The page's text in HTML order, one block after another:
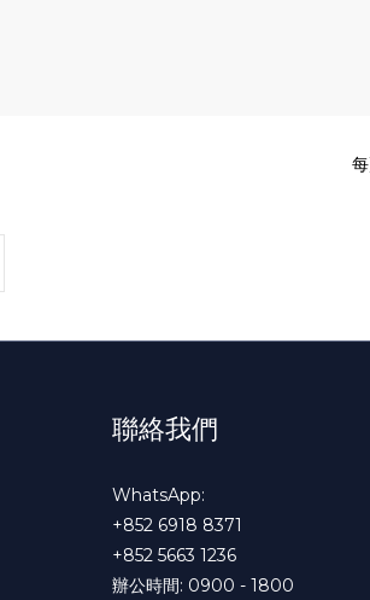
聯絡我們
WhatsApp:
+852 6918 8371
+852 5663 1236
辦公時間: 0900 - 1800